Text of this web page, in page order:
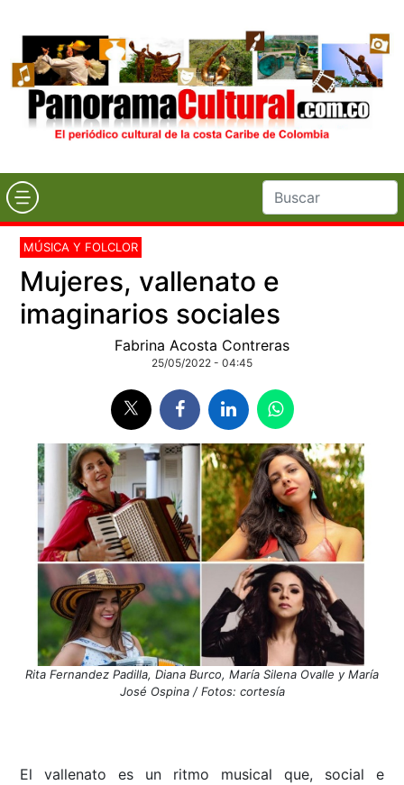
MÚSICA Y FOLCLOR
Mujeres, vallenato e
imaginarios sociales
Fabrina Acosta Contreras
25/05/2022 - 04:45
Rita Fernandez Padilla, Diana Burco, María Silena Ovalle y María
José Ospina / Fotos: cortesía
El vallenato es un ritmo musical que, social e